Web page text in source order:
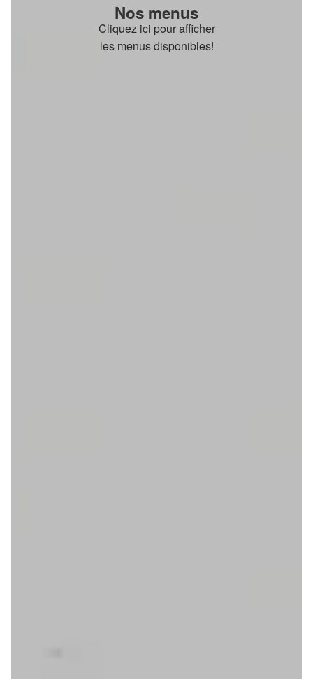
Nos menus
Cliquez ici pour afficher
les menus disponibles!